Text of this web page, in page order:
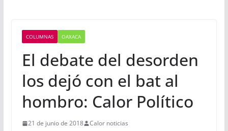
COLUMNAS OAXACA
El debate del desorden
los dejó con el bat al
hombro: Calor Político
21 de junio de 2018 Calor noticias